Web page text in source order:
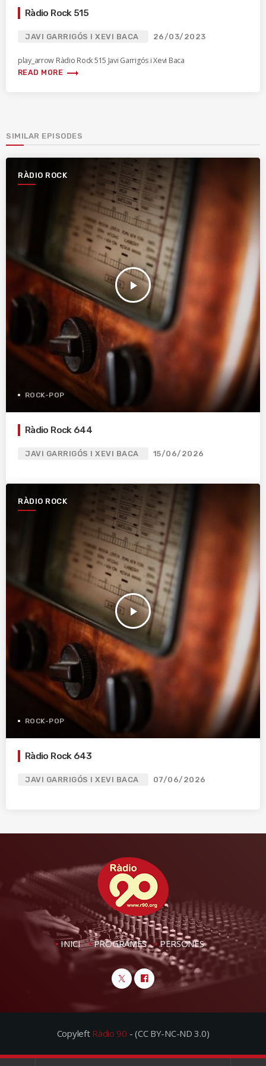
Ràdio Rock 515
JAVI GARRIGÓS I XEVI BACA 26/03/2023
play_arrow Ràdio Rock 515 Javi Garrigós i Xevi Baca
READ MORE trending_flat
SIMILAR EPISODES
RÀDIO ROCK
play_arrow
ROCK-POP
Ràdio Rock 644
JAVI GARRIGÓS I XEVI BACA 15/06/2026
RÀDIO ROCK
play_arrow
ROCK-POP
Ràdio Rock 643
JAVI GARRIGÓS I XEVI BACA 07/06/2026
INICI PROGRAMES PERSONES
Copyleft Ràdio 90 - (CC BY-NC-ND 3.0)